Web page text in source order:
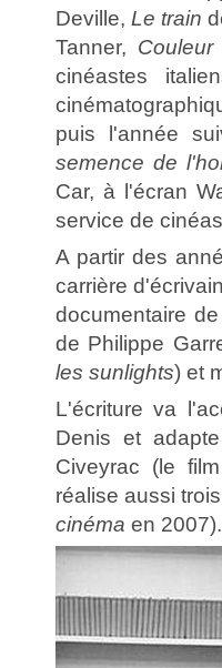
Deville,Le train
Tanner,
cinéastes
puis l'année
semence de
Car, à l'écran
service de
A partir des
carrière
documentaire
de Philippe
les sunlights) et
L'écriture va
Denis et
Civeyrac (le
réalise aussi
cinéma en 2007).